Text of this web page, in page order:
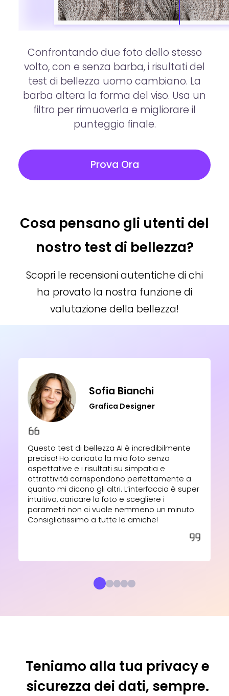
Confrontando due foto dello stesso
volto, con e senza barba, i risultati del
test di bellezza uomo cambiano. La
barba altera la forma del viso. Usa un
filtro per rimuoverla e migliorare il
punteggio finale.
Prova Ora
Cosa pensano gli utenti del
nostro test di bellezza?
Scopri le recensioni autentiche di chi
ha provato la nostra funzione di
valutazione della bellezza!
Sofia Bianchi
Grafica Designer
Questo test di bellezza AI è incredibilmente
preciso! Ho caricato la mia foto senza
aspettative e i risultati su simpatia e
attrattività corrispondono perfettamente a
quanto mi dicono gli altri. L’interfaccia è super
intuitiva, caricare la foto e scegliere i
parametri non ci vuole nemmeno un minuto.
Consigliatissimo a tutte le amiche!
Teniamo alla tua privacy e
sicurezza dei dati, sempre.